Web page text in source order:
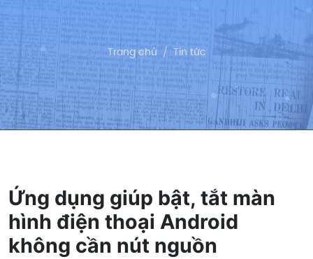
Trang chủ Tin tức
Ứng dụng giúp bật, tắt màn
hình điện thoại Android
không cần nút nguồn